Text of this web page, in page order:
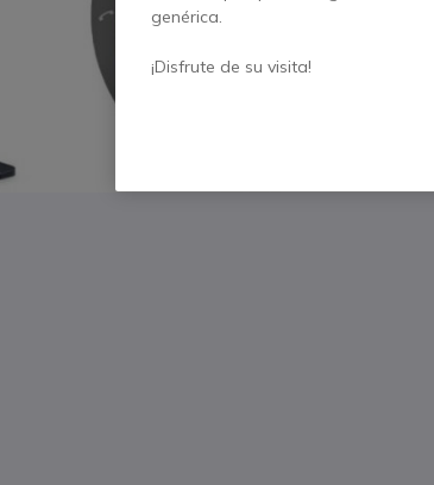
genérica.
¡Disfrute de su visita!